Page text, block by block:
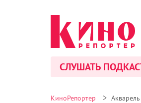
СЛУШАТЬ
КиноРепортер > Акварель